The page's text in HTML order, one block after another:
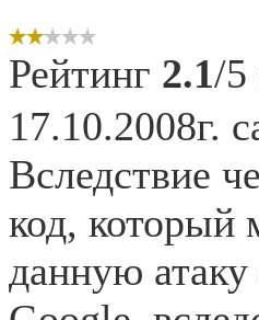
Рейтинг 2.1/5
17.10.2008г.
Вследствие
код, который
данную атаку